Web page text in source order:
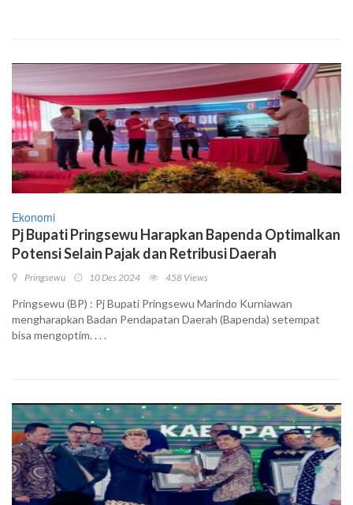
Ekonomi
Pj Bupati Pringsewu Harapkan Bapenda Optimalkan
Potensi Selain Pajak dan Retribusi Daerah
Pringsewu 10 Des 2024 458 Views
Pringsewu (BP) : Pj Bupati Pringsewu Marindo Kurniawan
mengharapkan Badan Pendapatan Daerah (Bapenda) setempat
bisa mengoptim. . . .